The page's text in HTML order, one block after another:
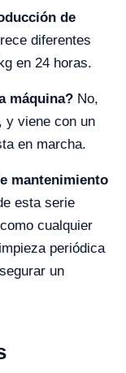
de
diferentes
en 24 horas.
máquina? No,
y viene con un
en marcha.
mantenimiento
esta serie
cualquier
periódica
un